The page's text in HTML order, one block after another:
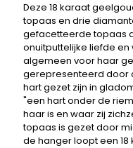
Deze 18 karaat
topaas en drie
gefacetteerde topaas
onuitputtelijke liefde en
algemeen voor haar
gerepresenteerd door
hart gezet zijn in
"een hart onder de
haar is en waar zij
topaas is gezet door
de hanger loopt een